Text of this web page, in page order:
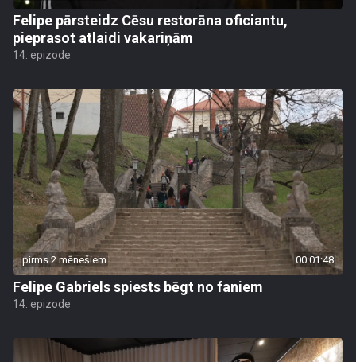
Felipe pārsteidz Cēsu restorāna oficiantu,
pieprasot atlaidi vakariņām
14. epizode
pirms 2 mēnešiem 00:01:48
Felipe Gabriels spiests bēgt no faniem
14. epizode